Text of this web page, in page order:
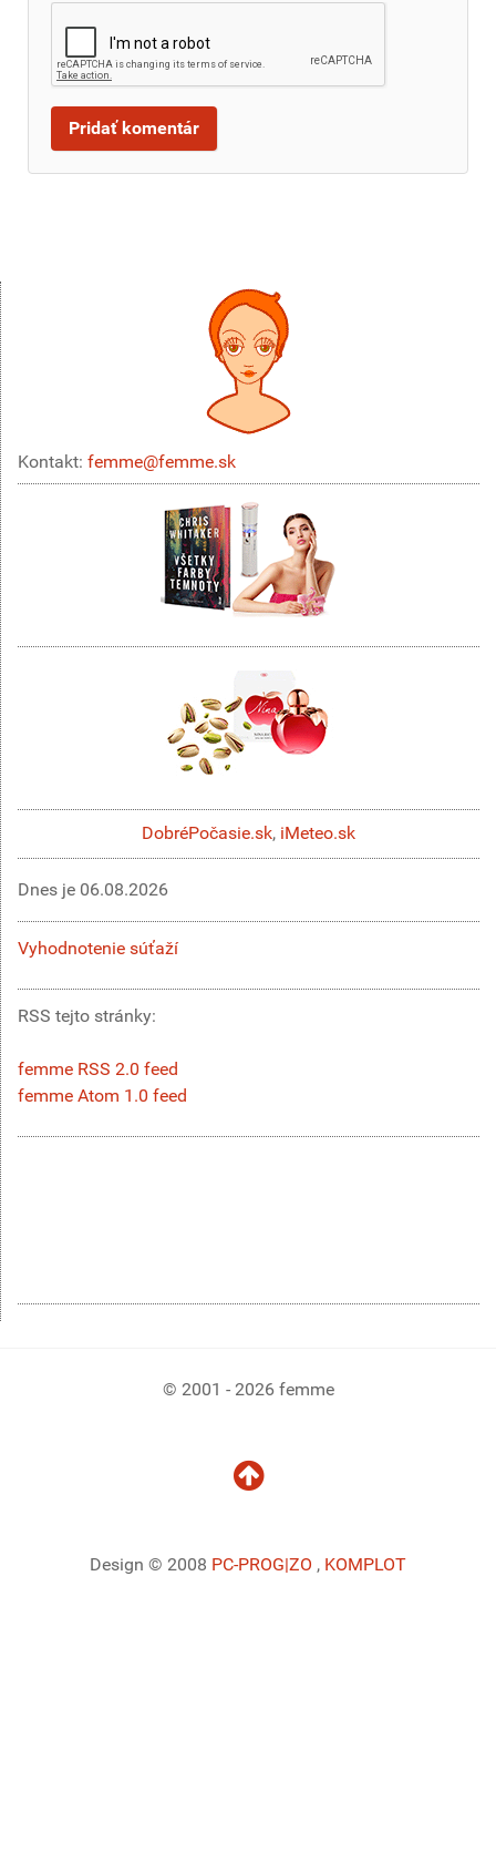
Kontakt: femme@femme.sk
DobréPočasie.sk, iMeteo.sk
Dnes je 06.08.2026
Vyhodnotenie súťaží
RSS tejto stránky:
femme RSS 2.0 feed
femme Atom 1.0 feed
© 2001 - 2026 femme
Design © 2008 PC-PROG|ZO , KOMPLOT